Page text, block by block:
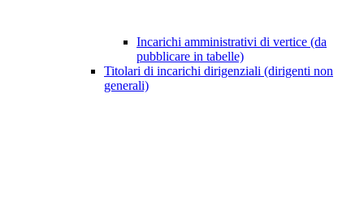
Incarichi amministrativi di vertice (da
pubblicare in tabelle)
Titolari di incarichi dirigenziali (dirigenti non
generali)